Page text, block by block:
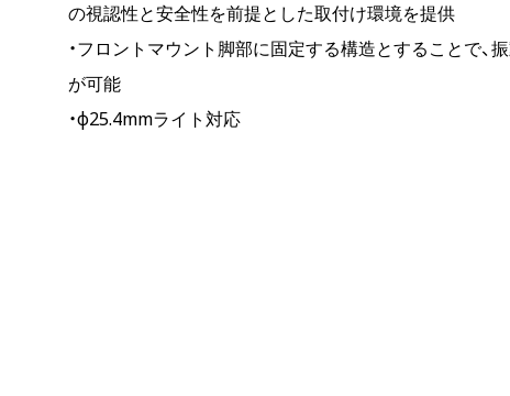
の視認性と安全性を前提とした取付け環境を提供
・フロントマウント脚部に固定する構造とすることで、
が可能
・φ25.4mmライト対応